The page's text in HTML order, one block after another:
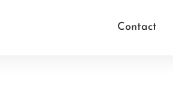
Contact